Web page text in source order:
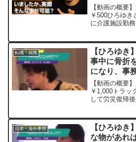
ましたが、
ー ひろゆ
20251008
【動画の概要
￥500ひろゆ
に介護施設勤
でしょうか？
すよね。世帯
転職・就職
【ひろゆき
事中に骨折
になり、事
たが、運転
こんなこと
か？ ー ひろゆき切り抜き
【動画の概要
￥1,000トラッ
して労災復帰
のでしょうか
ますか？ ひろ
日本・海外事情
【ひろゆき
な物があれ